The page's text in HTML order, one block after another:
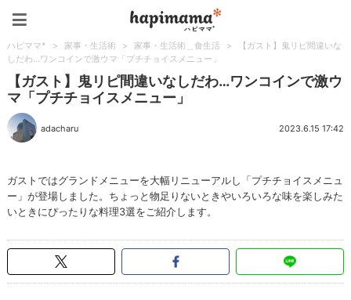
ハピママ* > 家事・生活術 > 家事・生活術＿食生活 >
【ガスト】鬼リピ間違いな
しだわ…ワンコインで激ウマ「プチチョイスメニュー」
【ガスト】鬼リピ間違いなしだわ…ワンコインで激ウ
マ「プチチョイスメニュー」
adacharu 2023.6.15 17:42
ガストではグランドメニューを大幅リニューアルし「プチチョイスメニュ
ー」が登場しました。ちょっと物足りないときやいろいろな味を楽しみた
いときにぴったりな料理3選をご紹介します。